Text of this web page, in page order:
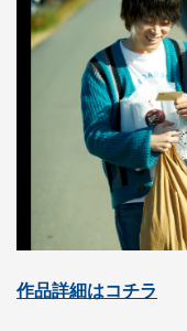
作品詳細はコチラ